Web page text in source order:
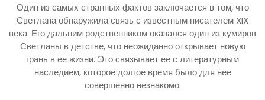
Один из самых странных фактов заключается в том, что
Светлана обнаружила связь с известным писателем XIX
века. Его дальним родственником оказался один из кумиров
Светланы в детстве, что неожиданно открывает новую
грань в ее жизни. Это связывает ее с литературным
наследием, которое долгое время было для нее
совершенно незнакомо.